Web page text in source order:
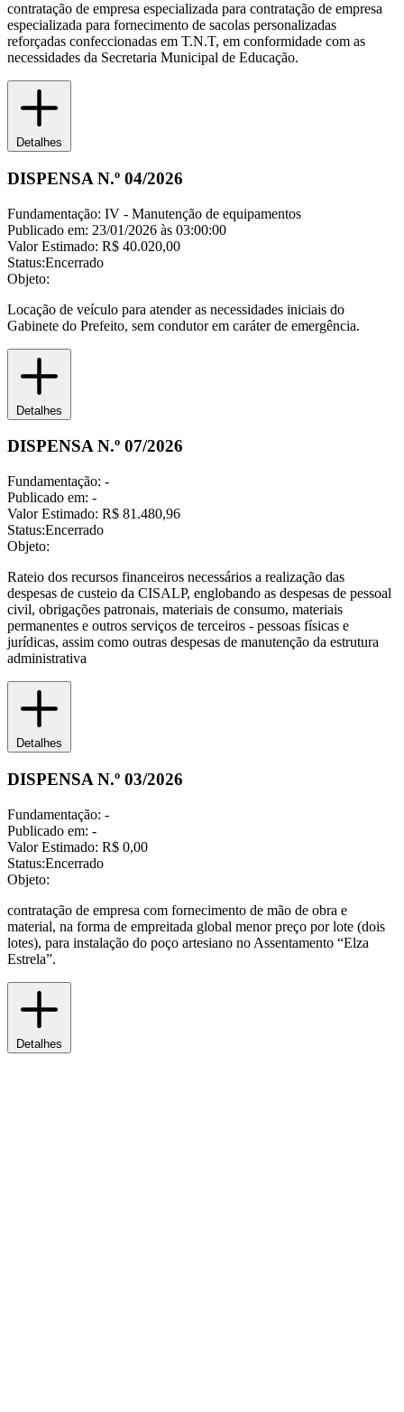
contratação de empresa especializada para contratação de empresa
especializada para fornecimento de sacolas personalizadas
reforçadas confeccionadas em T.N.T, em conformidade com as
necessidades da Secretaria Municipal de Educação.
Detalhes
DISPENSA N.º 04/2026
Fundamentação: IV - Manutenção de equipamentos
Publicado em: 23/01/2026 às 03:00:00
Valor Estimado: R$ 40.020,00
Status:Encerrado
Objeto:
Locação de veículo para atender as necessidades iniciais do
Gabinete do Prefeito, sem condutor em caráter de emergência.
Detalhes
DISPENSA N.º 07/2026
Fundamentação: -
Publicado em: -
Valor Estimado: R$ 81.480,96
Status:Encerrado
Objeto:
Rateio dos recursos financeiros necessários a realização das
despesas de custeio da CISALP, englobando as despesas de pessoal
civil, obrigações patronais, materiais de consumo, materiais
permanentes e outros serviços de terceiros - pessoas físicas e
jurídicas, assim como outras despesas de manutenção da estrutura
administrativa
Detalhes
DISPENSA N.º 03/2026
Fundamentação: -
Publicado em: -
Valor Estimado: R$ 0,00
Status:Encerrado
Objeto:
contratação de empresa com fornecimento de mão de obra e
material, na forma de empreitada global menor preço por lote (dois
lotes), para instalação do poço artesiano no Assentamento “Elza
Estrela”.
Detalhes